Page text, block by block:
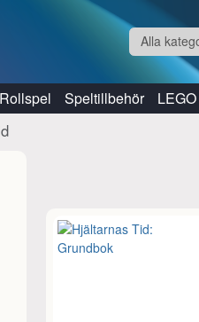
Alla
Rollspel Speltillbehör LEGO